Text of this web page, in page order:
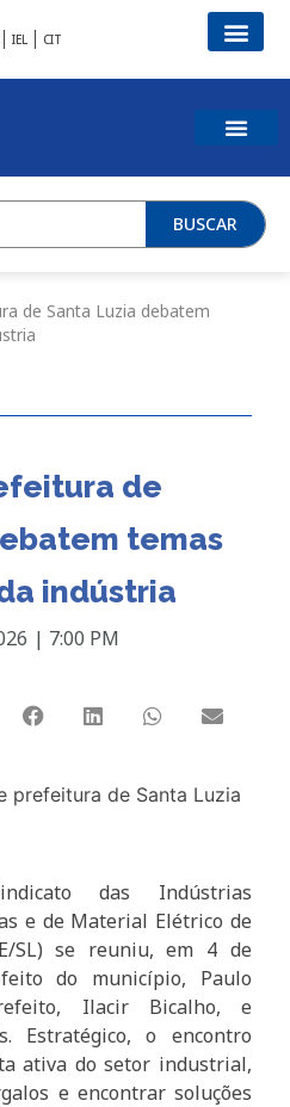
IEL CIT
BUSCAR
de Santa Luzia debatem
de
temas
indústria
| 7:00 PM
das Indústrias
e de Material Elétrico de
SL) se reuniu, em 4 de
do município, Paulo
Ilacir Bicalho, e
Estratégico, o encontro
ativa do setor industrial,
e encontrar soluções